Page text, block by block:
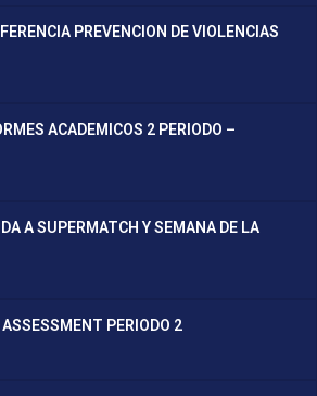
PREVENCION DE VIOLENCIAS
ACADEMICOS 2 PERIODO –
A SUPERMATCH Y SEMANA DE LA
PERIODO 2